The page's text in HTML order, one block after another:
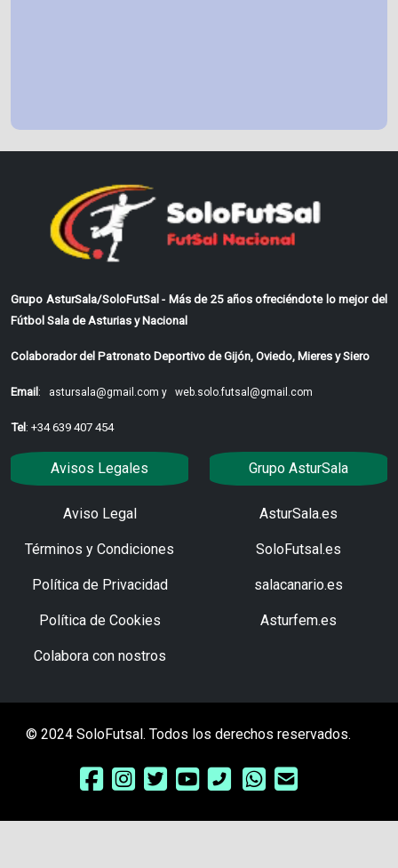
Grupo AsturSala/SoloFutSal - Más de 25 años ofreciéndote lo mejor del
Fútbol Sala de Asturias y Nacional
Colaborador del Patronato Deportivo de Gijón, Oviedo, Mieres y Siero
Email: astursala@gmail.com y web.solo.futsal@gmail.com
Tel: +34 639 407 454
Avisos Legales
Aviso Legal
Términos y Condiciones
Política de Privacidad
Política de Cookies
Colabora con nostros
Grupo AsturSala
AsturSala.es
SoloFutsal.es
salacanario.es
Asturfem.es
© 2024 SoloFutsal. Todos los derechos reservados.